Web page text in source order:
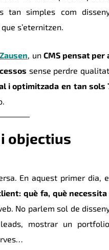
tan simples com
s’eternitzen.
Zausen, unCMS pensat per
sense perdre
i optimitzada en tan sols
objectius
En aquest primer dia,
què fa, què necessita
No parlem sol de
mostrar un